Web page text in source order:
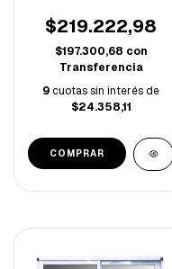
1.00x1.00 MTS
$219.222,98
$197.300,68 con
Transferencia
9cuotas sin interés de
$24.358,11